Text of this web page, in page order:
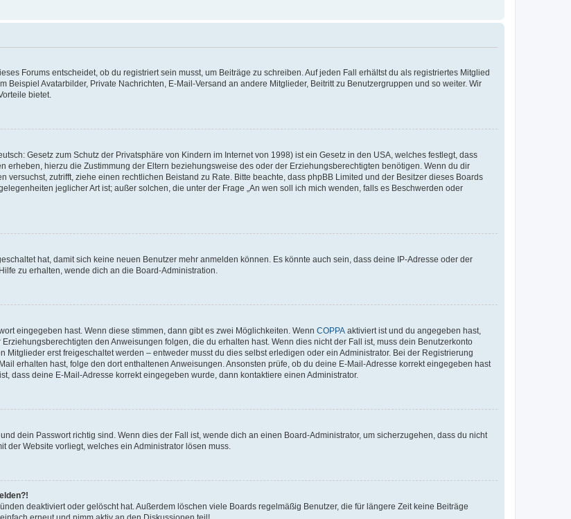
Forums entscheidet, ob du registriert sein musst, um Beiträge zu schreiben. Auf jeden Fall erhältst du als registriertes Mitglied
Beispiel Avatarbilder, Private Nachrichten, E-Mail-Versand an andere Mitglieder, Beitritt zu Benutzergruppen und so weiter. Wir
bietet.
Gesetz zum Schutz der Privatsphäre von Kindern im Internet von 1998) ist ein Gesetz in den USA, welches festlegt, dass
hierzu die Zustimmung der Eltern beziehungsweise des oder der Erziehungsberechtigten benötigen. Wenn du dir
zutrifft, ziehe einen rechtlichen Beistand zu Rate. Bitte beachte, dass phpBB Limited und der Besitzer dieses Boards
jeglicher Art ist; außer solchen, die unter der Frage „An wen soll ich mich wenden, falls es Beschwerden oder
hat, damit sich keine neuen Benutzer mehr anmelden können. Es könnte auch sein, dass deine IP-Adresse oder der
zu erhalten, wende dich an die Board-Administration.
eingegeben hast. Wenn diese stimmen, dann gibt es zwei Möglichkeiten. Wenn COPPA aktiviert ist und du angegeben hast,
den Anweisungen folgen, die du erhalten hast. Wenn dies nicht der Fall ist, muss dein Benutzerkonto
erst freigeschaltet werden – entweder musst du dies selbst erledigen oder ein Administrator. Bei der Registrierung
erhalten hast, folge den dort enthaltenen Anweisungen. Ansonsten prüfe, ob du deine E-Mail-Adresse korrekt eingegeben hast
dass deine E-Mail-Adresse korrekt eingegeben wurde, dann kontaktiere einen Administrator.
dein Passwort richtig sind. Wenn dies der Fall ist, wende dich an einen Board-Administrator, um sicherzugehen, dass du nicht
Website vorliegt, welches ein Administrator lösen muss.
deaktiviert oder gelöscht hat. Außerdem löschen viele Boards regelmäßig Benutzer, die für längere Zeit keine Beiträge